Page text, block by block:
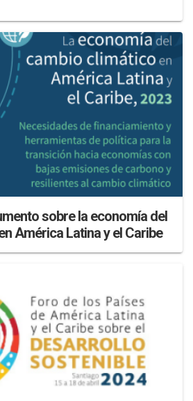
sobre la economía del
América Latina y el Caribe